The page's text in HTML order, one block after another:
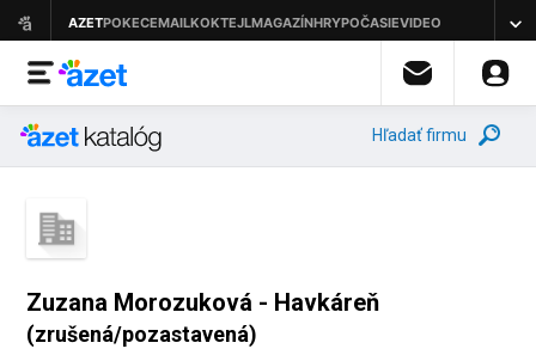
Hľadať firmu
Zuzana Morozuková - Havkáreň
(zrušená/pozastavená)